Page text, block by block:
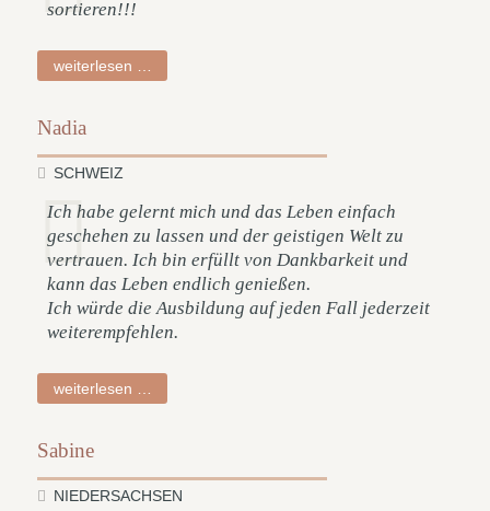
sortieren!!!
weiterlesen …
Nadia
SCHWEIZ
Ich habe gelernt mich und das Leben einfach
geschehen zu lassen und der geistigen Welt zu
vertrauen. Ich bin erfüllt von Dankbarkeit und
kann das Leben endlich genießen.
Ich würde die Ausbildung auf jeden Fall jederzeit
weiterempfehlen.
weiterlesen …
Sabine
NIEDERSACHSEN